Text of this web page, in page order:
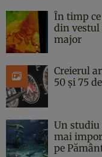
În timp
din vestul
major
Creierul
50 și 75
Un studiu
mai
pe